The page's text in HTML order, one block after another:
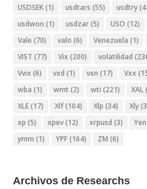
USDSEK(1) usdtars (55) usdtry
usdwon (1) usdzar(5) USO (12)
Vale (70) valo (6) Venezuela (1)
VIST (77) Vix (200) volatilidad
Vvix (6) vxd (1) vxn (17) Vxx
wba (1) wmt (2) wti (221) XAL
XLE(17) Xlf(104) Xlp (34) Xly
xp (5) xpev(12) xrpusd (3) Yen
ymm (1) YPF(164) ZM (6)
Archivos de Researchs